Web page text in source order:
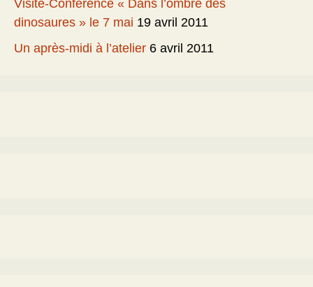
Visite-Conférence « Dans l’ombre des
dinosaures » le 7 mai 19 avril 2011
Un après-midi à l’atelier 6 avril 2011